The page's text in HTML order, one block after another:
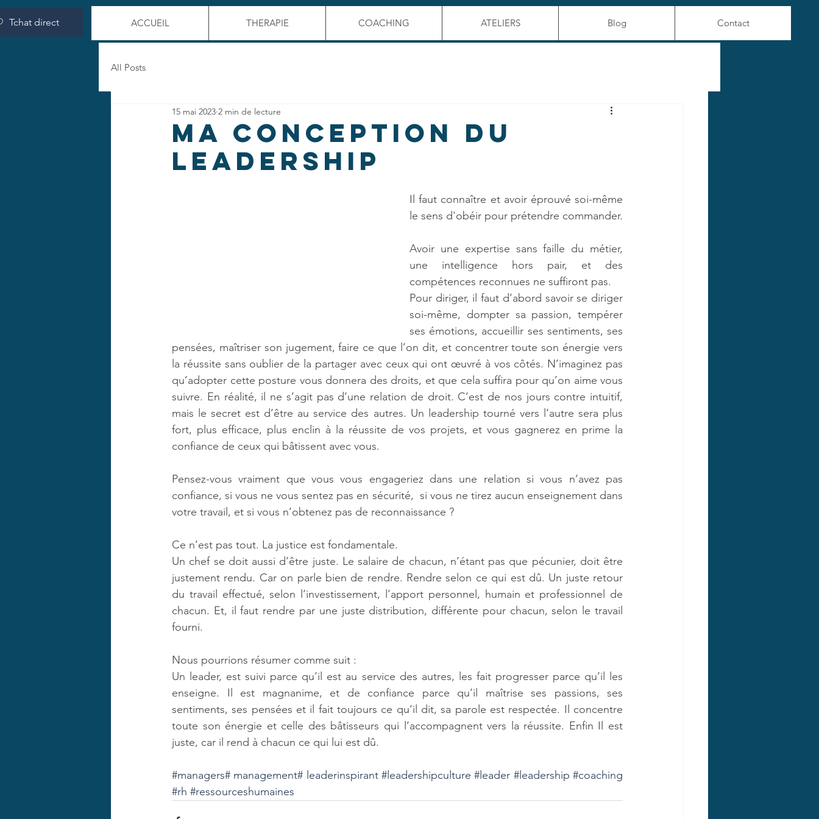
ACCUEIL THERAPIE COACHING ATELIERS Blog Contact
Tchat direct
All Posts
MA CONCEPTION DU
LEADERSHIP
15 mai 2023 2 min de lecture
Il faut connaître et avoir éprouvé soi-même
le sens d'obéir pour prétendre commander.
Avoir une expertise sans faille du métier,
une intelligence hors pair, et des
compétences reconnues ne suffiront pas.
Pour diriger, il faut d’abord savoir se diriger
soi-même, dompter sa passion, tempérer
ses émotions, accueillir ses sentiments, ses
pensées, maîtriser son jugement, faire ce que l’on dit, et concentrer toute son énergie vers
la réussite sans oublier de la partager avec ceux qui ont œuvré à vos côtés. N’imaginez pas
qu’adopter cette posture vous donnera des droits, et que cela suffira pour qu’on aime vous
suivre. En réalité, il ne s’agit pas d’une relation de droit. C’est de nos jours contre intuitif,
mais le secret est d’être au service des autres. Un leadership tourné vers l’autre sera plus
fort, plus efficace, plus enclin à la réussite de vos projets, et vous gagnerez en prime la
confiance de ceux qui bâtissent avec vous.
Pensez-vous vraiment que vous vous engageriez dans une relation si vous n’avez pas
confiance, si vous ne vous sentez pas en sécurité,  si vous ne tirez aucun enseignement dans
votre travail, et si vous n’obtenez pas de reconnaissance ?
Ce n’est pas tout. La justice est fondamentale.
Un chef se doit aussi d’être juste. Le salaire de chacun, n’étant pas que pécunier, doit être
justement rendu. Car on parle bien de rendre. Rendre selon ce qui est dû. Un juste retour
du travail effectué, selon l’investissement, l’apport personnel, humain et professionnel de
chacun. Et, il faut rendre par une juste distribution, différente pour chacun, selon le travail
fourni.
Nous pourrions résumer comme suit :
Un leader, est suivi parce qu’il est au service des autres, les fait progresser parce qu’il les
enseigne. Il est magnanime, et de confiance parce qu’il maîtrise ses passions, ses
sentiments, ses pensées et il fait toujours ce qu’il dit, sa parole est respectée. Il concentre
toute son énergie et celle des bâtisseurs qui l’accompagnent vers la réussite. Enfin Il est
juste, car il rend à chacun ce qui lui est dû.
#managers# management# leaderinspirant #leadershipculture #leader #leadership #coaching
#rh #ressourceshumaines